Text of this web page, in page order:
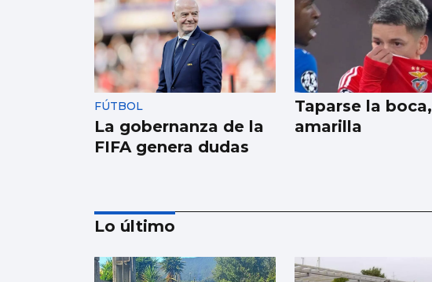
FÚTBOL
La gobernanza de la
FIFA genera dudas
Taparse la boca,
amarilla
Lo último